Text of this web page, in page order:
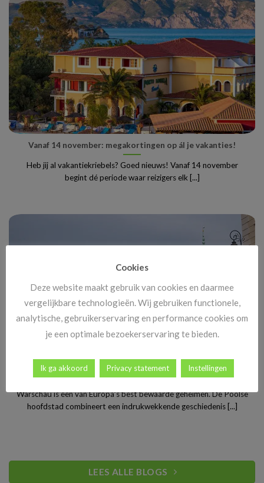
Vanaf 14 november: megakortingen op ál je vakanties!
Heb jij al vakantiekriebels? Goed nieuws! Vanaf 14 november
begint dé periode waar reizigers elk [...]
Stedentrip Warschau: ontdek de verrassende charme van
Polen’s bruisende hoofdstad
Warschau is een van Europa’s best bewaarde geheimen. De Poolse
hoofdstad combineert een indrukwekkende geschiedenis [...]
LEES ALLE BLOGS
Cookies
Deze website maakt gebruik van cookies en daarmee
vergelijkbare technologieën. Wij gebruiken functionele,
analytische, gebruikerservaring en performance cookies om
je een optimale bezoekerservaring te bieden.
Ik ga akkoord Privacy statement Instellingen